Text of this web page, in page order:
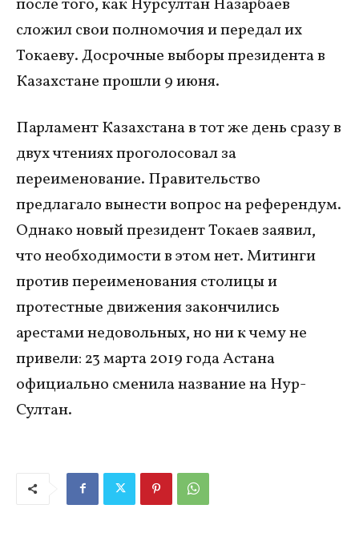
после того, как Нурсултан Назарбаев
сложил свои полномочия и передал их
Токаеву. Досрочные выборы президента в
Казахстане прошли 9 июня.
Парламент Казахстана в тот же день сразу в
двух чтениях проголосовал за
переименование. Правительство
предлагало вынести вопрос на референдум.
Однако новый президент Токаев заявил,
что необходимости в этом нет. Митинги
против переименования столицы и
протестные движения закончились
арестами недовольных, но ни к чему не
привели: 23 марта 2019 года Астана
официально сменила название на Нур-
Султан.